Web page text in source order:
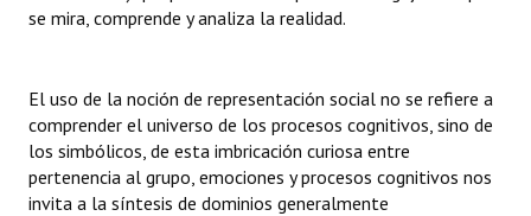
Ciudadano Ilustre - Registro
Banca del Vecino - Registro
Huéspedes de Honor - Registro
se mira, comprende y analiza la realidad.
El uso de la noción de representación social no se refiere a
comprender el universo de los procesos cognitivos, sino de
los simbólicos, de esta imbricación curiosa entre
pertenencia al grupo, emociones y procesos cognitivos nos
invita a la síntesis de dominios generalmente